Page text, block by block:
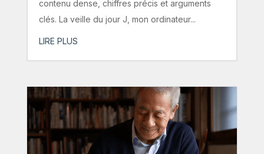
contenu dense, chiffres précis et arguments
clés. La veille du jour J, mon ordinateur...
LIRE PLUS